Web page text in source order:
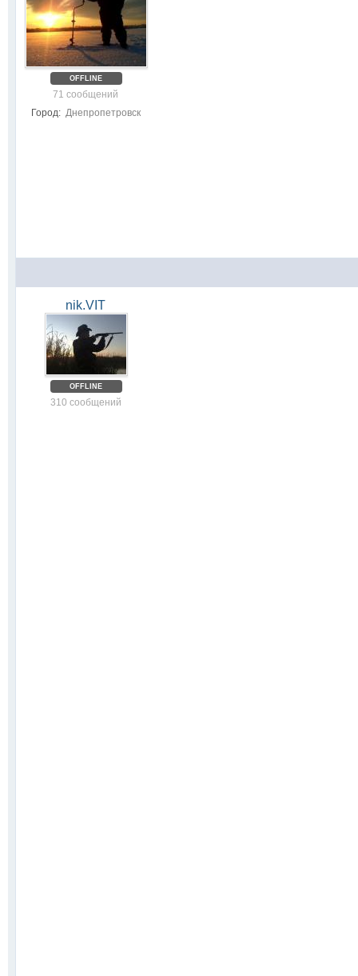
OFFLINE
71 сообщений
Город: Днепропетровск
nik.VIT
OFFLINE
310 сообщений